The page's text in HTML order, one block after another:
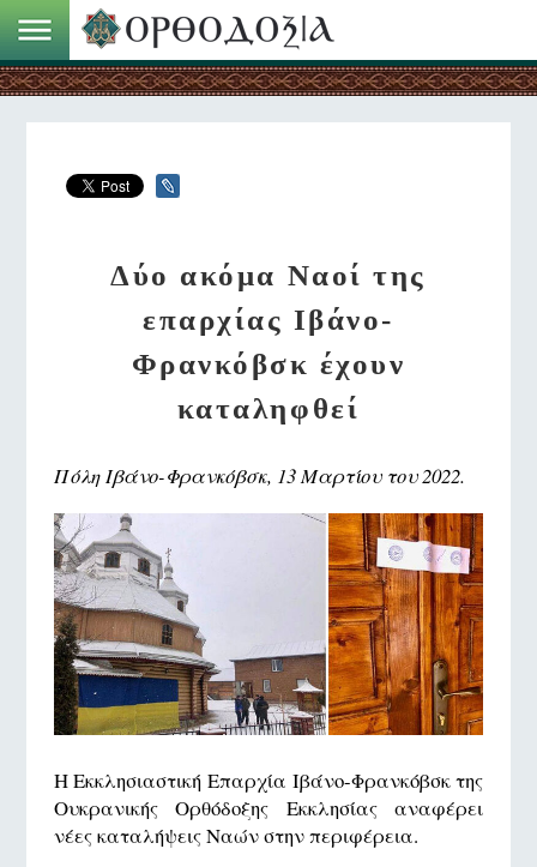
Δύο ακόμα Ναοί της
επαρχίας Ιβάνο-
Φρανκόβσκ έχουν
καταληφθεί
Πόλη Ιβάνο-Φρανκόβσκ, 13 Μαρτίου του 2022.
Η Εκκλησιαστική Επαρχία Ιβάνο-Φρανκόβσκ της
Ουκρανικής Ορθόδοξης Εκκλησίας αναφέρει
νέες καταλήψεις Ναών στην περιφέρεια.